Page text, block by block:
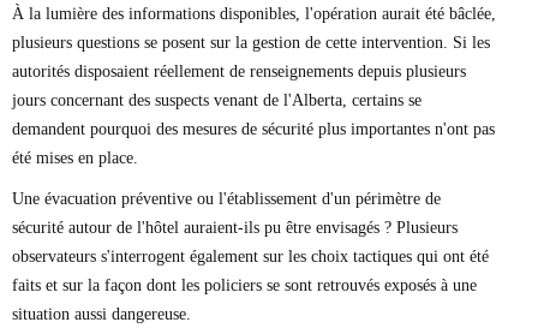
À la lumière des informations disponibles, l'opération aurait été bâclée,
plusieurs questions se posent sur la gestion de cette intervention. Si les
autorités disposaient réellement de renseignements depuis plusieurs
jours concernant des suspects venant de l'Alberta, certains se
demandent pourquoi des mesures de sécurité plus importantes n'ont pas
été mises en place.
Une évacuation préventive ou l'établissement d'un périmètre de
sécurité autour de l'hôtel auraient-ils pu être envisagés ? Plusieurs
observateurs s'interrogent également sur les choix tactiques qui ont été
faits et sur la façon dont les policiers se sont retrouvés exposés à une
situation aussi dangereuse.